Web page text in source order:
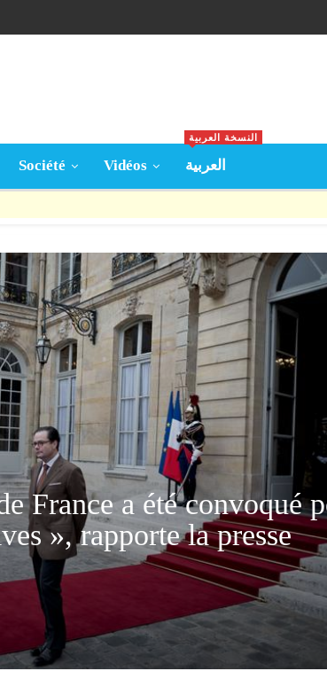
Société Vidéos العربية
النسخة العربية
France a été convoqué
», rapporte la presse
Ceuta : Les Messages Qui Poussent Au Départ, Le
Miroir D’un Malaise Social Plus…